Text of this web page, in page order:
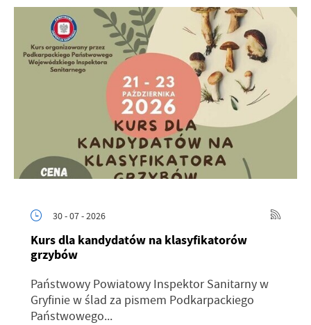
30 - 07 - 2026
Kurs dla kandydatów na klasyfikatorów
grzybów
Państwowy Powiatowy Inspektor Sanitarny w
Gryfinie w ślad za pismem Podkarpackiego
Państwowego...